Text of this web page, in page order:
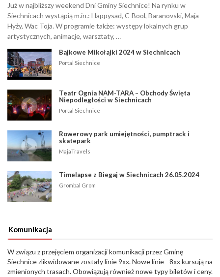
Już w najbliższy weekend Dni Gminy Siechnice! Na rynku w
Siechnicach wystąpią m.in.: Happysad, C-Bool, Baranovski, Maja
Hyży, Wac Toja. W programie także: występy lokalnych grup
artystycznych, animacje, warsztaty, …
Bajkowe Mikołajki 2024 w Siechnicach
Portal Siechnice
Teatr Ognia NAM-TARA – Obchody Święta
Niepodległości w Siechnicach
Portal Siechnice
Rowerowy park umiejętności, pumptrack i
skatepark
MajaTravels
Timelapse z Biegaj w Siechnicach 26.05.2024
Grombal Grom
Komunikacja
W związu z przejęciem organizacji komunikacji przez Gminę
Siechnice zlikwidowane zostały linie 9xx. Nowe linie - 8xx kursują na
zmienionych trasach. Obowiązują również nowe typy biletów i ceny.